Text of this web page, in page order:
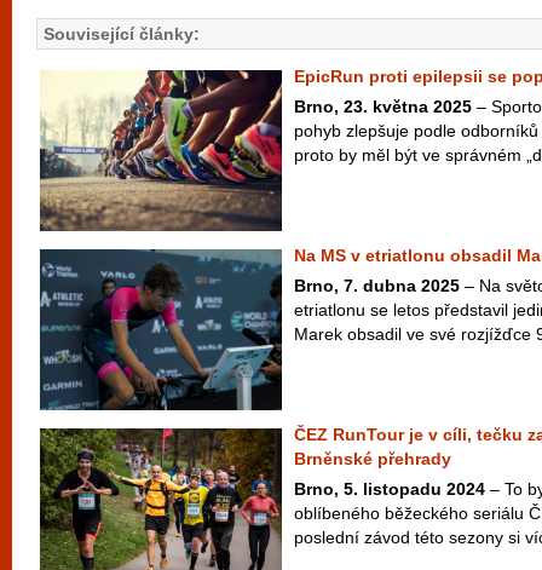
Související články:
EpicRun proti epilepsii se
Brno, 23. května 2025 –
pohyb zlepšuje podle
proto by měl být ve správném
Na MS v etriatlonu obsadil
Brno, 7. dubna 2025 – Na
etriatlonu se letos představil
Marek obsadil ve své rozjížďce
ČEZ RunTour je v cíli, tečku
Brněnské přehrady
Brno, 5. listopadu 2024 – To
oblíbeného běžeckého seriálu
poslední závod této sezony si